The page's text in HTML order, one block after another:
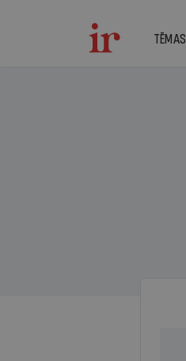
TĒMAS